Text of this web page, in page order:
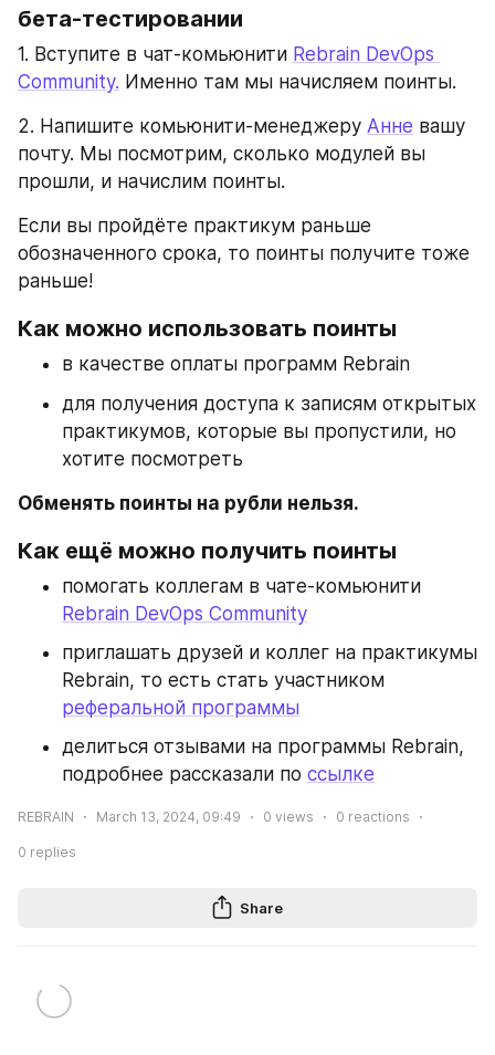
бета-тестировании
1. Вступите в чат-комьюнити Rebrain DevOps
Community. Именно там мы начисляем поинты.
2. Напишите комьюнити-менеджеру Анне вашу
почту. Мы посмотрим, сколько модулей вы
прошли, и начислим поинты.
Если вы пройдёте практикум раньше
обозначенного срока, то поинты получите тоже
раньше!
Как можно использовать поинты
в качестве оплаты программ Rebrain
для получения доступа к записям открытых
практикумов, которые вы пропустили, но
хотите посмотреть
Обменять поинты на рубли нельзя.
Как ещё можно получить поинты
Rebrain DevOps Community
приглашать друзей и коллег на практикумы
реферальной программы
делиться отзывами на программы Rebrain,
подробнее рассказали по ссылке
REBRAIN March 13, 2024, 09:49 0 views 0 reactions
0 replies
Share